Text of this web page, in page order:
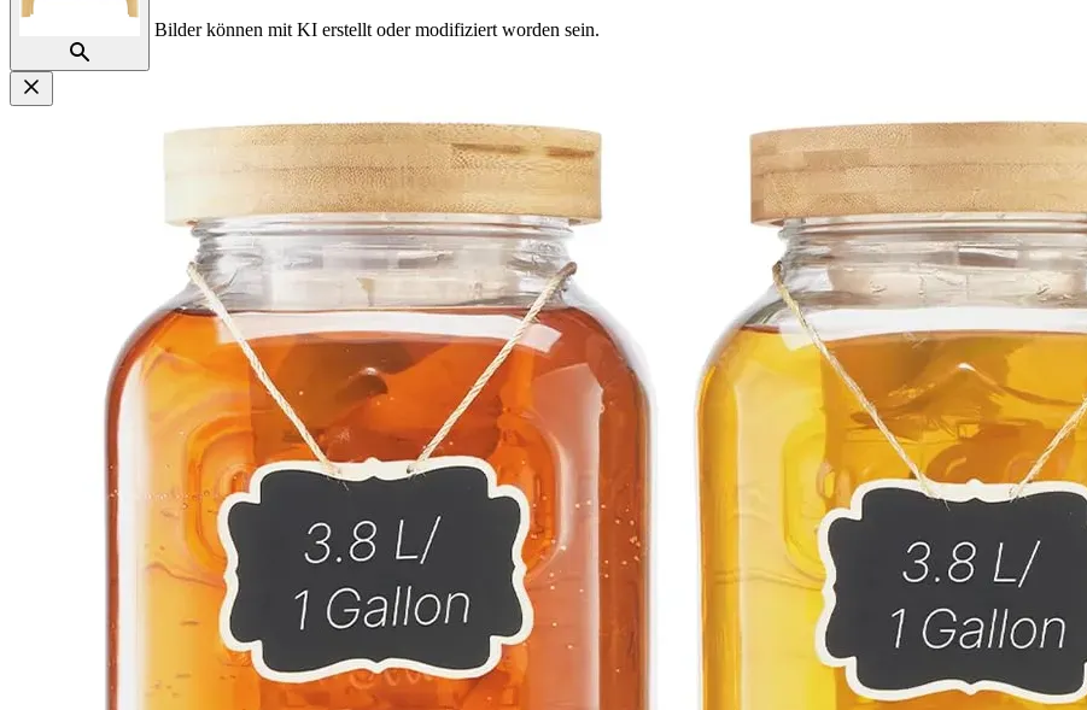
Bilder können mit KI erstellt oder modifiziert worden sein.